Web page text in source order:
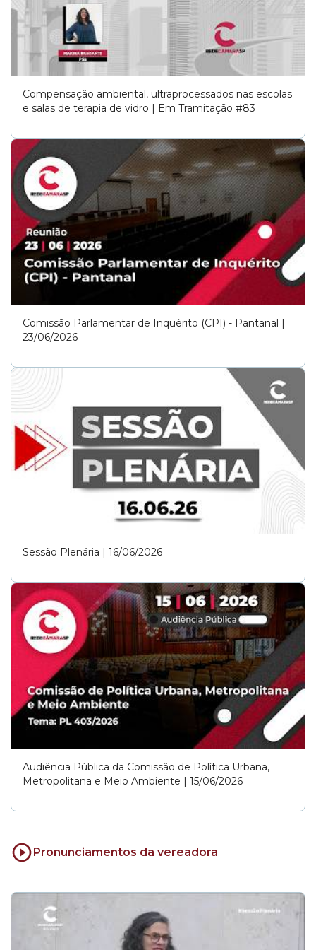
Compensação ambiental, ultraprocessados nas escolas
e salas de terapia de vidro | Em Tramitação #83
Comissão Parlamentar de Inquérito (CPI) - Pantanal |
23/06/2026
Sessão Plenária | 16/06/2026
Audiência Pública da Comissão de Política Urbana,
Metropolitana e Meio Ambiente | 15/06/2026
Pronunciamentos da vereadora